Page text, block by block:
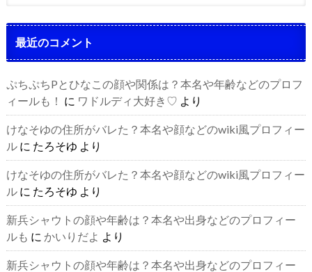
最近のコメント
ぷちぷちPとひなこの顔や関係は？本名や年齢などのプロフ
ィールも！ に ワドルディ大好き♡ より
けなそゆの住所がバレた？本名や顔などのwiki風プロフィー
ルに たろそゆ より
けなそゆの住所がバレた？本名や顔などのwiki風プロフィー
ルに たろそゆ より
新兵シャウトの顔や年齢は？本名や出身などのプロフィー
ルも に かいりだよ より
新兵シャウトの顔や年齢は？本名や出身などのプロフィー